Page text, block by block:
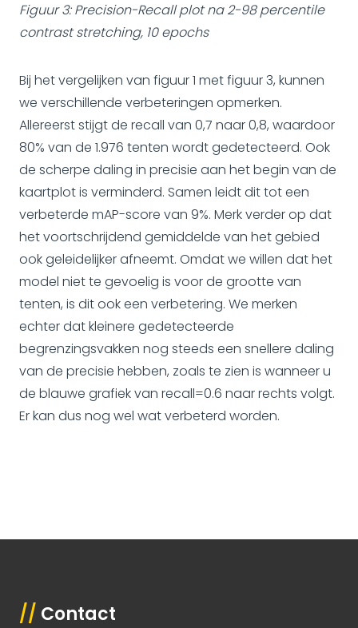
Figuur 3: Precision-Recall plot na 2-98 percentile
contrast stretching, 10 epochs
Bij het vergelijken van figuur 1 met figuur 3, kunnen
we verschillende verbeteringen opmerken.
Allereerst stijgt de recall van 0,7 naar 0,8, waardoor
80% van de 1.976 tenten wordt gedetecteerd. Ook
de scherpe daling in precisie aan het begin van de
kaartplot is verminderd. Samen leidt dit tot een
verbeterde mAP-score van 9%. Merk verder op dat
het voortschrijdend gemiddelde van het gebied
ook geleidelijker afneemt. Omdat we willen dat het
model niet te gevoelig is voor de grootte van
tenten, is dit ook een verbetering. We merken
echter dat kleinere gedetecteerde
begrenzingsvakken nog steeds een snellere daling
van de precisie hebben, zoals te zien is wanneer u
de blauwe grafiek van recall=0.6 naar rechts volgt.
Er kan dus nog wel wat verbeterd worden.
// Contact